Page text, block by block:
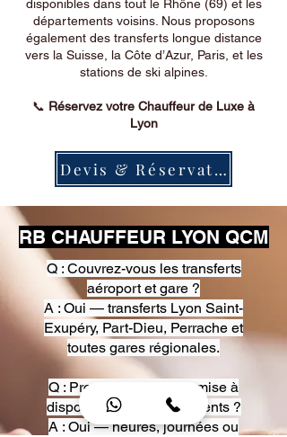
disponibles dans tout le Rhône (69) et les
départements voisins. Nous proposons
également des transferts longue distance
vers la Suisse, la Côte d’Azur, Paris, et les
stations de ski alpines.
📞 Réservez votre Chauffeur de Luxe à
Lyon
Devis & Réservation
RB CHAUFFEUR LYON QCM
Q : Couvrez-vous les transferts
aéroport et gare ?
A : Oui — transferts Lyon Saint-
Exupéry, Part-Dieu, Perrache et
toutes gares régionales.
Q : Proposez-vous une mise à
disposition pour événements ?
A : Oui — heures, journées ou